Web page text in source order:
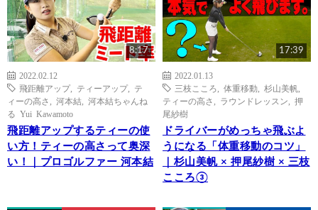
8:17
2022.02.12
飛距離アップ, ティーアップ, テ
ィーの高さ
河本結
河本結ちゃんね
る Yui Kawamoto
飛距離アップするティーの使
い方！ティーの高さって奥深
い！｜プロゴルファー 河本結
17:39
2022.01.13
三枝こころ
体重移動 杉山美帆
ティーの高さ
ラウンドレッスン
押
尾紗樹
ドライバーがめっちゃ飛ぶよ
うになる「体重移動のコツ」
｜杉山美帆 × 押尾紗樹 × 三枝
こころ③